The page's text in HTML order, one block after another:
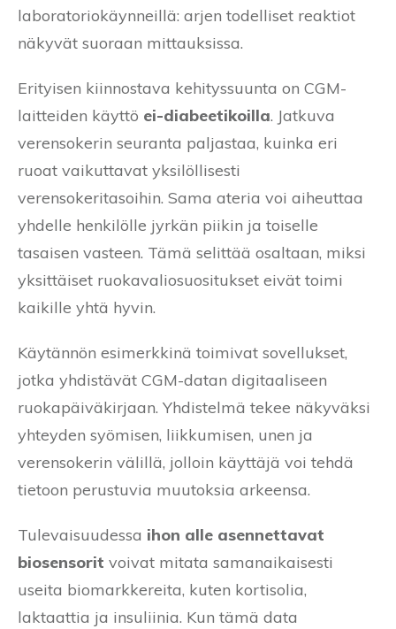
laboratoriokäynneillä: arjen todelliset reaktiot
näkyvät suoraan mittauksissa.
Erityisen kiinnostava kehityssuunta on CGM-
laitteiden käyttö ei-diabeetikoilla. Jatkuva
verensokerin seuranta paljastaa, kuinka eri
ruoat vaikuttavat yksilöllisesti
verensokeritasoihin. Sama ateria voi aiheuttaa
yhdelle henkilölle jyrkän piikin ja toiselle
tasaisen vasteen. Tämä selittää osaltaan, miksi
yksittäiset ruokavaliosuositukset eivät toimi
kaikille yhtä hyvin.
Käytännön esimerkkinä toimivat sovellukset,
jotka yhdistävät CGM-datan digitaaliseen
ruokapäiväkirjaan. Yhdistelmä tekee näkyväksi
yhteyden syömisen, liikkumisen, unen ja
verensokerin välillä, jolloin käyttäjä voi tehdä
tietoon perustuvia muutoksia arkeensa.
Tulevaisuudessa ihon alle asennettavat
biosensorit voivat mitata samanaikaisesti
useita biomarkkereita, kuten kortisolia,
laktaattia ja insuliinia. Kun tämä data